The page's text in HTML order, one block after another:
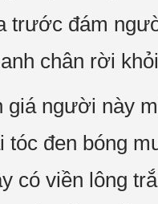
đám
chân rời
giá người này
tóc đen bóng
có viền lông